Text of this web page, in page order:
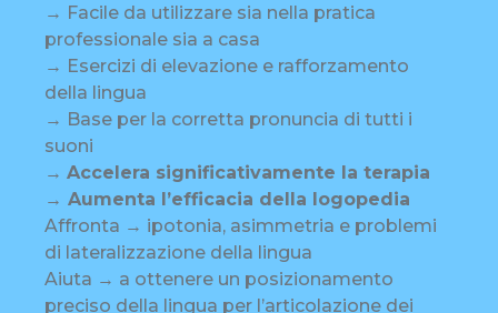
→ Facile da utilizzare sia nella pratica
professionale sia a casa
→ Esercizi di elevazione e rafforzamento
della lingua
→ Base per la corretta pronuncia di tutti i
suoni
→ Accelera significativamente la terapia
→ Aumenta l’efficacia della logopedia
Affronta → ipotonia, asimmetria e problemi
di lateralizzazione della lingua
Aiuta → a ottenere un posizionamento
preciso della lingua per l’articolazione dei